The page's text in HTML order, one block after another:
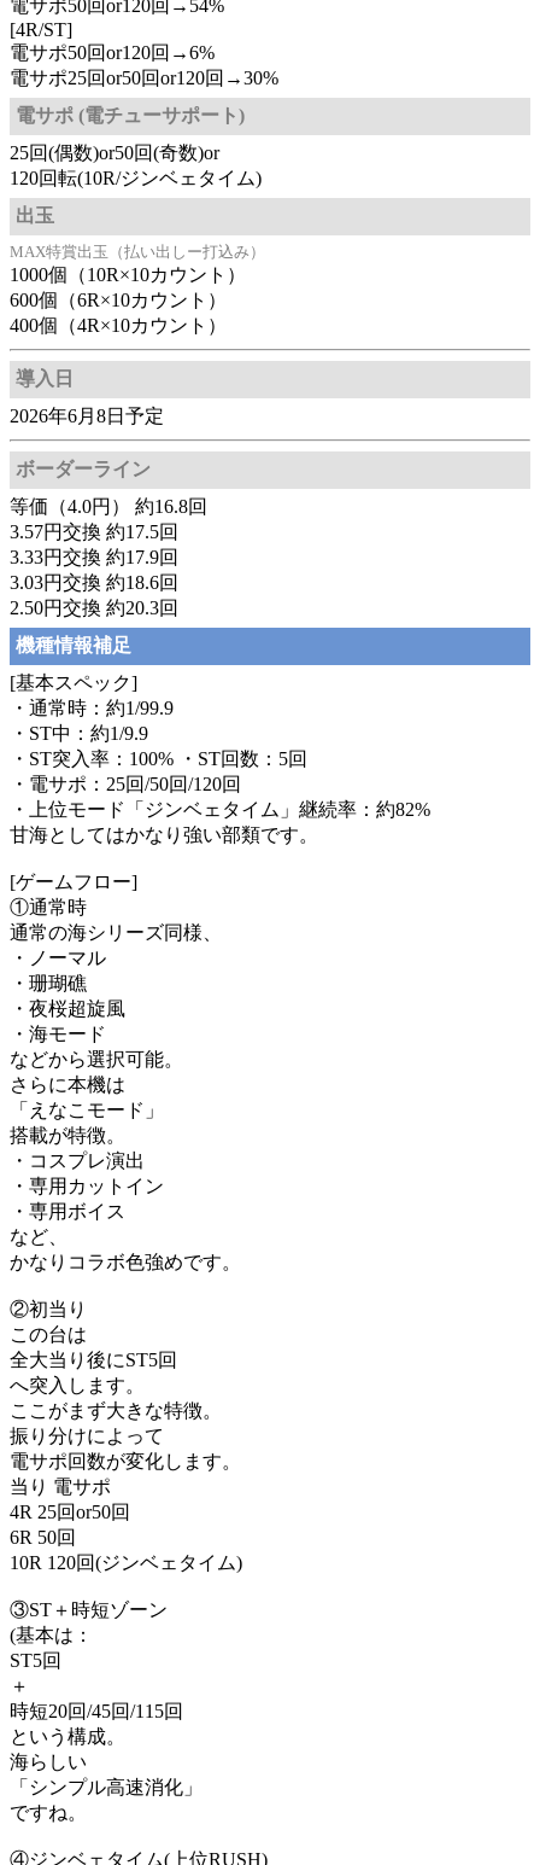
電サポ50回or120回→54%
[4R/ST]
電サポ50回or120回→6%
電サポ25回or50回or120回→30%
電サポ (電チューサポート)
25回(偶数)or50回(奇数)or
120回転(10R/ジンベェタイム)
出玉
MAX特賞出玉（払い出しー打込み）
1000個（10R×10カウント）
600個（6R×10カウント）
400個（4R×10カウント）
導入日
2026年6月8日予定
ボーダーライン
等価（4.0円） 約16.8回
3.57円交換 約17.5回
3.33円交換 約17.9回
3.03円交換 約18.6回
2.50円交換 約20.3回
機種情報補足
[基本スペック]
・通常時：約1/99.9
・ST中：約1/9.9
・ST突入率：100% ・ST回数：5回
・電サポ：25回/50回/120回
・上位モード「ジンベェタイム」継続率：約82%
甘海としてはかなり強い部類です。
[ゲームフロー]
①通常時
通常の海シリーズ同様、
・ノーマル
・珊瑚礁
・夜桜超旋風
・海モード
などから選択可能。
さらに本機は
「えなこモード」
搭載が特徴。
・コスプレ演出
・専用カットイン
・専用ボイス
など、
かなりコラボ色強めです。
②初当り
この台は
全大当り後にST5回
へ突入します。
ここがまず大きな特徴。
振り分けによって
電サポ回数が変化します。
当り 電サポ
4R 25回or50回
6R 50回
10R 120回(ジンベェタイム)
③ST＋時短ゾーン
(基本は：
ST5回
＋
時短20回/45回/115回
という構成。
海らしい
「シンプル高速消化」
ですね。
④ジンベェタイム(上位RUSH)